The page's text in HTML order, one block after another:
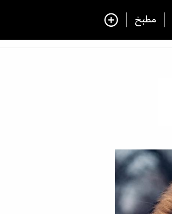
مطبخ